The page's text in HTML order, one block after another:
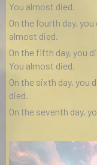
You almost died.
On the fourth day,
almost died.
On the fifth day, you
You almost died.
On the sixth day, you
died.
On the seventh day,